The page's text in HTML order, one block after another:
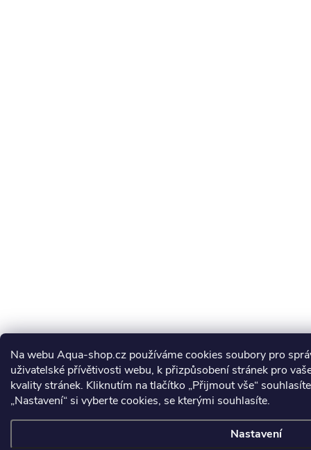
Na webu Aqua-shop.cz používáme cookies soubory pro
uživatelské přívětivosti webu, k přizpůsobení stránek pro
kvality stránek. Kliknutím na tlačítko „Přijmout vše“
„Nastavení“ si vyberte cookies, se kterými souhlasíte.
Nastavení